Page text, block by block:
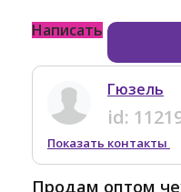
Написать
Гюзель
id:
Показать контакты
Продам оптом